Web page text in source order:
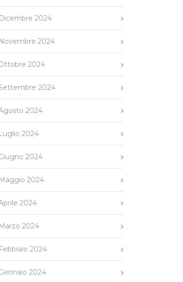
Dicembre 2024
Novembre 2024
2024
2024
2024
Luglio 2024
2024
Maggio 2024
2024
Marzo 2024
Febbraio 2024
2024